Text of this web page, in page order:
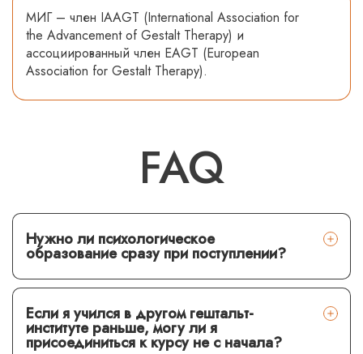
МИГ – член IAAGT (International Association for
the Advancement of Gestalt Therapy) и
ассоциированный член EAGT (European
Association for Gestalt Therapy).
FAQ
Нужно ли психологическое
образование сразу при поступлении?
Если я учился в другом гештальт-
институте раньше, могу ли я
присоединиться к курсу не с начала?